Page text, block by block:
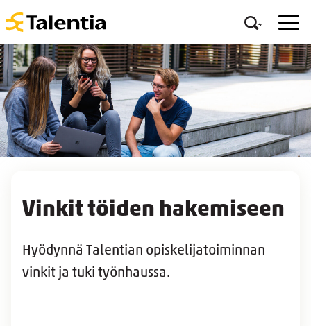
Vinkit töiden hakemiseen
Hyödynnä Talentian opiskelijatoiminnan
vinkit ja tuki työnhaussa.